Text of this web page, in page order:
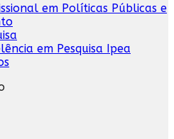
em Políticas Públicas e
em Pesquisa Ipea